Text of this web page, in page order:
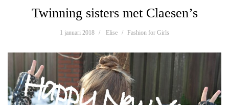
Twinning sisters met Claesen’s
1 januari 2018 Elise Fashion for Girls